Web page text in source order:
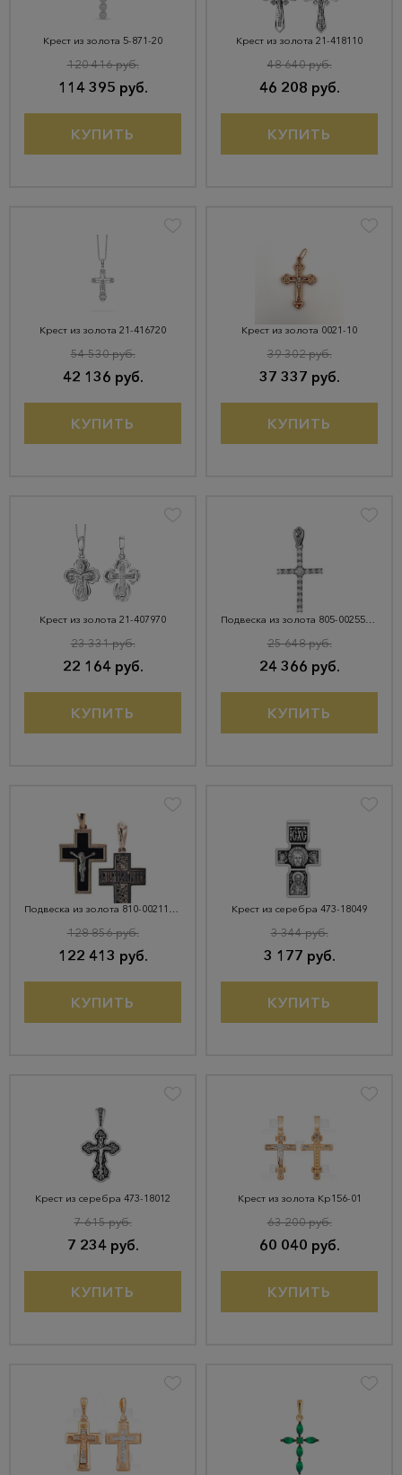
Крест из золота 5-871-20
114 395 руб.
120 416 руб.
КУПИТЬ
Крест из золота 21-418110
46 208 руб.
48 640 руб.
КУПИТЬ
Крест из золота 21-416720
42 136 руб.
54 530 руб.
КУПИТЬ
Крест из золота 0021-10
37 337 руб.
39 302 руб.
КУПИТЬ
Крест из золота 21-407970
22 164 руб.
23 331 руб.
КУПИТЬ
Подвеска из золота 805-00255-21-00-20-00
24 366 руб.
25 648 руб.
КУПИТЬ
Подвеска из золота 810-00211-10-00-12-00
122 413 руб.
128 856 руб.
КУПИТЬ
Крест из серебра 473-18049
3 177 руб.
3 344 руб.
КУПИТЬ
Крест из серебра 473-18012
7 234 руб.
7 615 руб.
КУПИТЬ
Крест из золота Кр156-01
60 040 руб.
63 200 руб.
КУПИТЬ